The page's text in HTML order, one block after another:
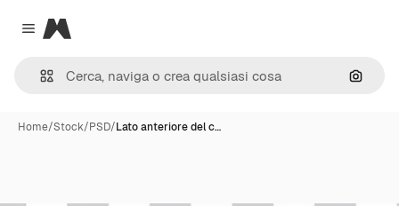
Close menu
Magnific
Cerca
Home/Stock/PSD/Lato anteriore del c…